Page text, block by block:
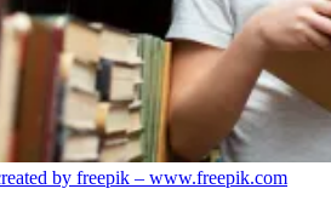
by freepik – www.freepik.com